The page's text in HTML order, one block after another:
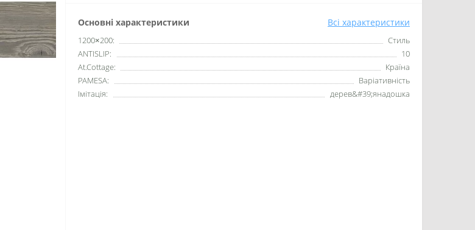
Основні характеристики Всі характеристики
1200×200:
Стиль
ANTISLIP:
10
At.Cottage:
Країна
PAMESA:
Варіативність
Імітація:
дерев&#39;янадошка